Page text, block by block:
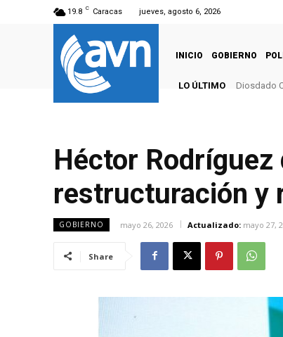
19.8 C Caracas jueves, agosto 6, 2026
INICIO GOBIERNO
LO ÚLTIMO Diosdado
Héctor
restructuración y
GOBIERNO mayo 26, 2026 Actualizado: mayo 27,
Share